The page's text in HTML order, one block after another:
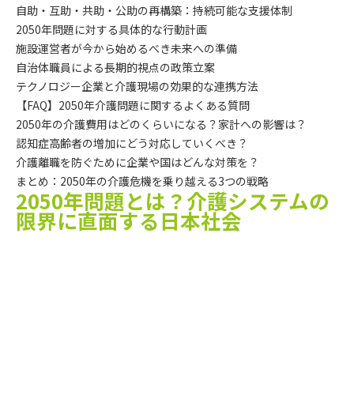
自助・互助・共助・公助の再構築：持続可能な支援体制
2050年問題に対する具体的な行動計画
施設運営者が今から始めるべき未来への準備
自治体職員による長期的視点の政策立案
テクノロジー企業と介護現場の効果的な連携方法
【FAQ】2050年介護問題に関するよくある質問
2050年の介護費用はどのくらいになる？家計への影響は？
認知症高齢者の増加にどう対応していくべき？
介護離職を防ぐために企業や国はどんな対策を？
まとめ：2050年の介護危機を乗り越える3つの戦略
2050年問題とは？介護システムの
限界に直面する日本社会